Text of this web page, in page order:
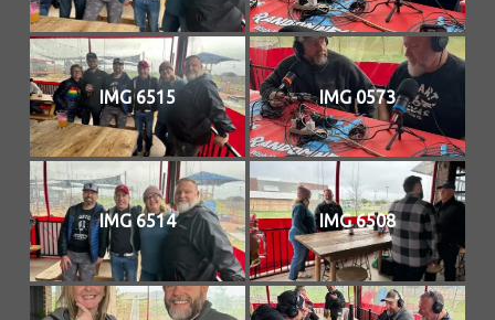
IMG 6515 IMG 0573
IMG 6514 IMG 6508